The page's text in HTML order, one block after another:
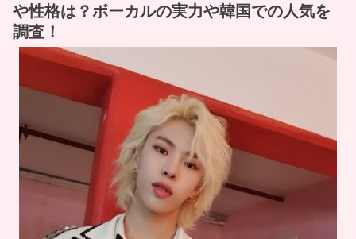
や性格は？ボーカルの実力や韓国での人気を
調査！